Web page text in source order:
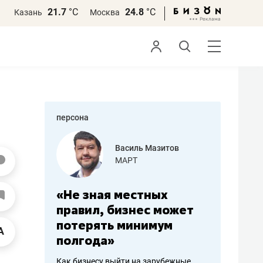
Казань 21.7 °С Москва 24.8 °С
персона
работа
Василь Мазитов
МАРТ
«Не зная местных
правил, бизнес может
потерять минимум
полгода»